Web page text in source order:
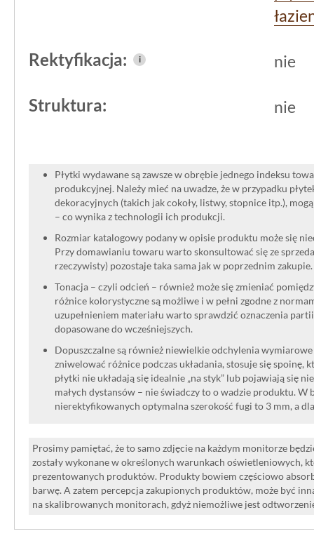
Paradyż
mocny, uporządkowany akcent,
czasu.
Rektyfikacja: i nie
Struktura: nie
Płytki wydawane są zawsze w obrębie jednego indeksu
produkcyjnej. Należy mieć na uwadze, że w przypadku
dekoracyjnych (takich jak cokoły, listwy, stopnice itp.),
– co wynika z technologii ich produkcji.
Rozmiar katalogowy podany w opisie produktu może się
Przy domawianiu towaru warto skonsultować się ze
rzeczywisty) pozostaje taka sama jak w poprzednim zakupie.
Tonacja – czyli odcień – również może się zmieniać
różnice kolorystyczne są możliwe i w pełni zgodne z
uzupełnieniem materiału warto sprawdzić oznaczenia
dopasowane do wcześniejszych.
Dopuszczalne są również niewielkie odchylenia
zniwelować różnice podczas układania, stosuje się spoinę,
płytki nie układają się idealnie „na styk” lub pojawiają się
małych dystansów – nie świadczy to o wadzie produktu. W
nierektyfikowanych optymalna szerokość fugi to 3 mm, a
Prosimy pamiętać, że to samo zdjęcie na każdym monitorze
zostały wykonane w określonych warunkach oświetleniowych,
prezentowanych produktów. Produkty bowiem częściowo
barwę. A zatem percepcja zakupionych produktów, może być
na skalibrowanych monitorach, gdyż niemożliwe jest